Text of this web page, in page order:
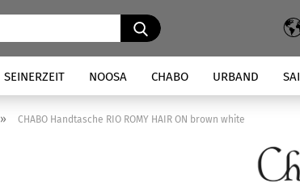
SEINERZEIT NOOSA CHABO URBAND
» CHABO Handtasche RIO ROMY HAIR ON brown white